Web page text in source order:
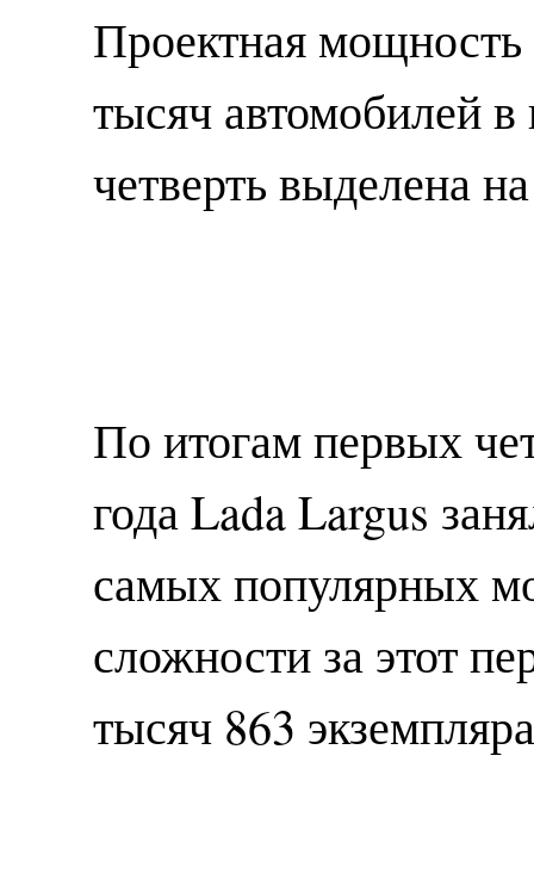
Проектная мощность
тысяч автомобилей
четверть выделена
По итогам первых
года Lada Largus
самых популярных
сложности за этот
тысяч 863